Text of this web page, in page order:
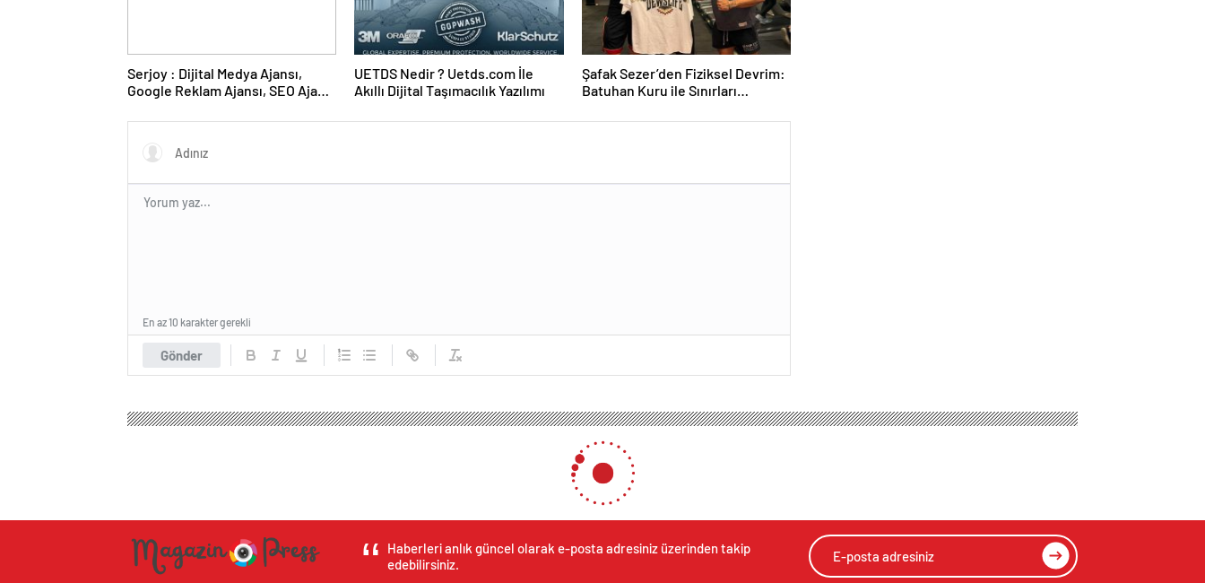
Serjoy : Dijital Medya Ajansı,
Google Reklam Ajansı, SEO Ajansı
UETDS Nedir ? Uetds.com İle
Akıllı Dijital Taşımacılık Yazılımı
Şafak Sezer’den Fiziksel Devrim:
Batuhan Kuru ile Sınırları
Gönder
En az 10 karakter gerekli
Son dakika haberi Metrobüste korkutan yangın!